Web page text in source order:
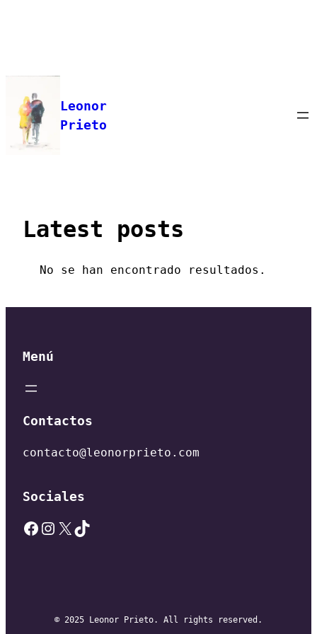
contenidoLeonor
Prieto
Latest posts
No se han encontrado resultados.
Menú
Contactos
contacto@leonorprieto.com
Sociales
Facebook Instagram X TikTok
© 2025 Leonor Prieto. All rights reserved.